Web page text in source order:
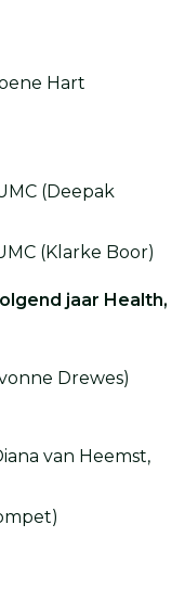
Hart
(Deepak
(Klarke Boor)
jaar Health,
Drewes)
van Heemst,